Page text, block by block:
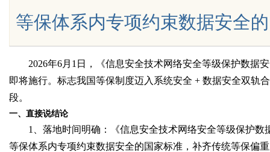
等保体系内专项约束数据安全
2026年6月 1 日，《信息安全技术网络安全等级保护数据
即将施行。标志我国等保制度迈入系统安全 + 数据安全双轨
段。
一、直接说结论
1
、落地时间明确：《信息安全技术网络安全等级保护数
等保体系内专项约束数据安全的国家标准，补齐传统等保偏